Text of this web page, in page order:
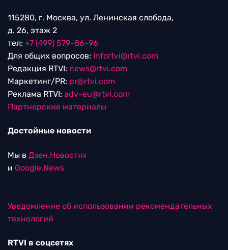
115280, г. Москва, ул. Ленинская слобода,
д. 26, этаж 2
тел: +7 (499) 579-86-96
Для общих вопросов: Infortvi@rtvi.com
Редакция RTVI: news@rtvi.com
Маркетинг/PR: pr@rtvi.com
Реклама RTVI: adv-eu@rtvi.com
Партнерские материалы
Достойные новости
Мы в Дзен.Новостях
и Google.News
Уведомление об использовании рекомендательных
технологий
RTVI в соцсетях